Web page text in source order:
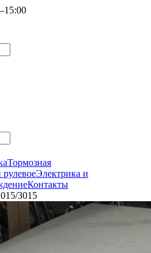
Тормозная
Электрика и
Контакты
3015